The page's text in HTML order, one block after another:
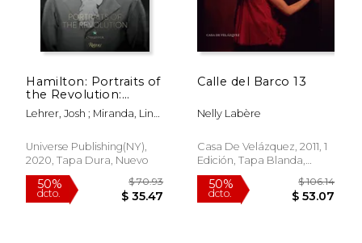
Hamilton: Portraits of
the Revolution:
Photographs From
"The Room Where it
Imagine Stan lee
Creating the dc
Lehrer, Josh ; Miranda, Lin-
Universe Publishing(NY),
2020, Tapa Dura, Nuevo
Calle del Barco 13
Nelly Labère
Casa De Velázquez, 2011, 1
Edición, Tapa Blanda,
Nuevo